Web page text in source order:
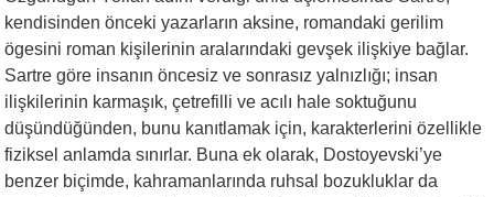
kendisinden önceki yazarların aksine, romandaki gerilim
ögesini roman kişilerinin aralarındaki gevşek ilişkiye bağlar.
Sartre göre insanın öncesiz ve sonrasız yalnızlığı; insan
ilişkilerinin karmaşık, çetrefilli ve acılı hale soktuğunu
düşündüğünden, bunu kanıtlamak için, karakterlerini özellikle
fiziksel anlamda sınırlar. Buna ek olarak, Dostoyevski’ye
benzer biçimde, kahramanlarında ruhsal bozukluklar da